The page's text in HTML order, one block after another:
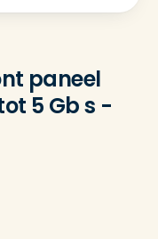
paneel
5 Gb s -